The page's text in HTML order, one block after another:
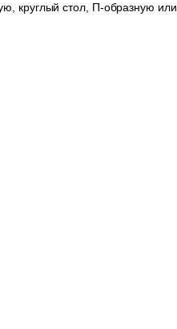
круглый стол, П-образную или